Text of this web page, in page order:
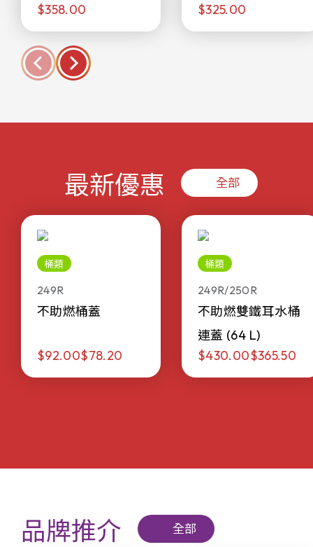
$358.00
侖)
$325.00
最新優惠 全部
桶類
249R
不助燃桶蓋
$92.00$78.20
桶類
249R/250R
不助燃雙鐵耳水桶
連蓋 (64 L)
$430.00$365.50
品牌推介 全部